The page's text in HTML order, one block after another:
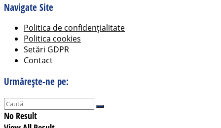
Navigate Site
Politica de confidențialitate
Politica cookies
Setări GDPR
Contact
Urmărește-ne pe:
No Result